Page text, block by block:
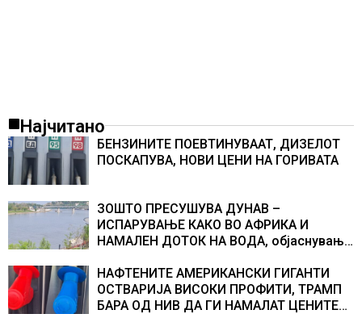
Најчитано
БЕНЗИНИТЕ ПОЕВТИНУВААТ, ДИЗЕЛОТ
ПОСКАПУВА, НОВИ ЦЕНИ НА ГОРИВАТА
ЗОШТО ПРЕСУШУВА ДУНАВ –
ИСПАРУВАЊЕ КАКО ВО АФРИКА И
НАМАЛЕН ДОТОК НА ВОДА, објаснување
НАФТЕНИТЕ АМЕРИКАНСКИ ГИГАНТИ
ОСТВАРИЈА ВИСОКИ ПРОФИТИ, ТРАМП
БАРА ОД НИВ ДА ГИ НАМАЛАТ ЦЕНИТЕ